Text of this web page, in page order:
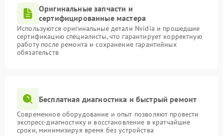
Оригинальные запчасти и
сертифицированные мастера
Используются оригинальные детали Nvidia и прошедшие
сертификацию специалисты, что гарантирует корректную
работу после ремонта и сохранение гарантийных
обязательств
Бесплатная диагностика и быстрый ремонт
Современное оборудование и опыт позволяют провести
экспресс-диагностику и восстановление в кратчайшие
сроки, минимизируя время без устройства